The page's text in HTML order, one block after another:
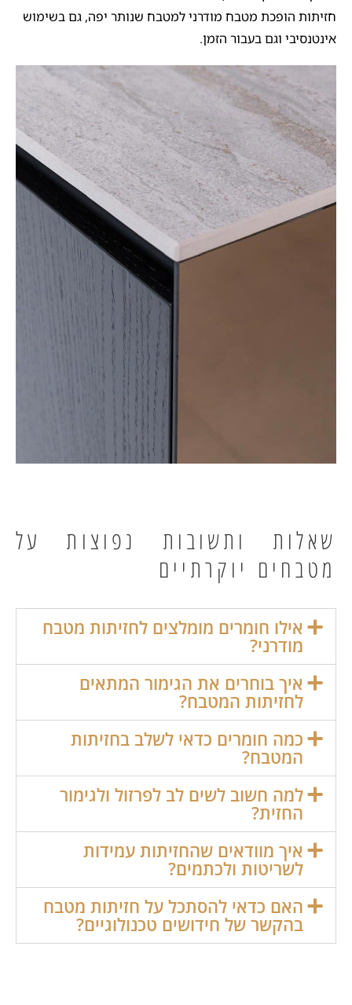
חזיתות הופכת מטבח מודרני למטבח שנותר יפה, גם בשימוש
אינטנסיבי וגם בעבור הזמן.
שאלות ותשובות נפוצות על
מטבחים יוקרתיים
אילו חומרים מומלצים לחזיתות מטבח
מודרני?
איך בוחרים את הגימור המתאים
לחזיתות המטבח?
כמה חומרים כדאי לשלב בחזיתות
המטבח?
למה חשוב לשים לב לפרזול ולגימור
החזית?
איך מוודאים שהחזיתות עמידות
לשריטות ולכתמים?
האם כדאי להסתכל על חזיתות מטבח
בהקשר של חידושים טכנולוגיים?